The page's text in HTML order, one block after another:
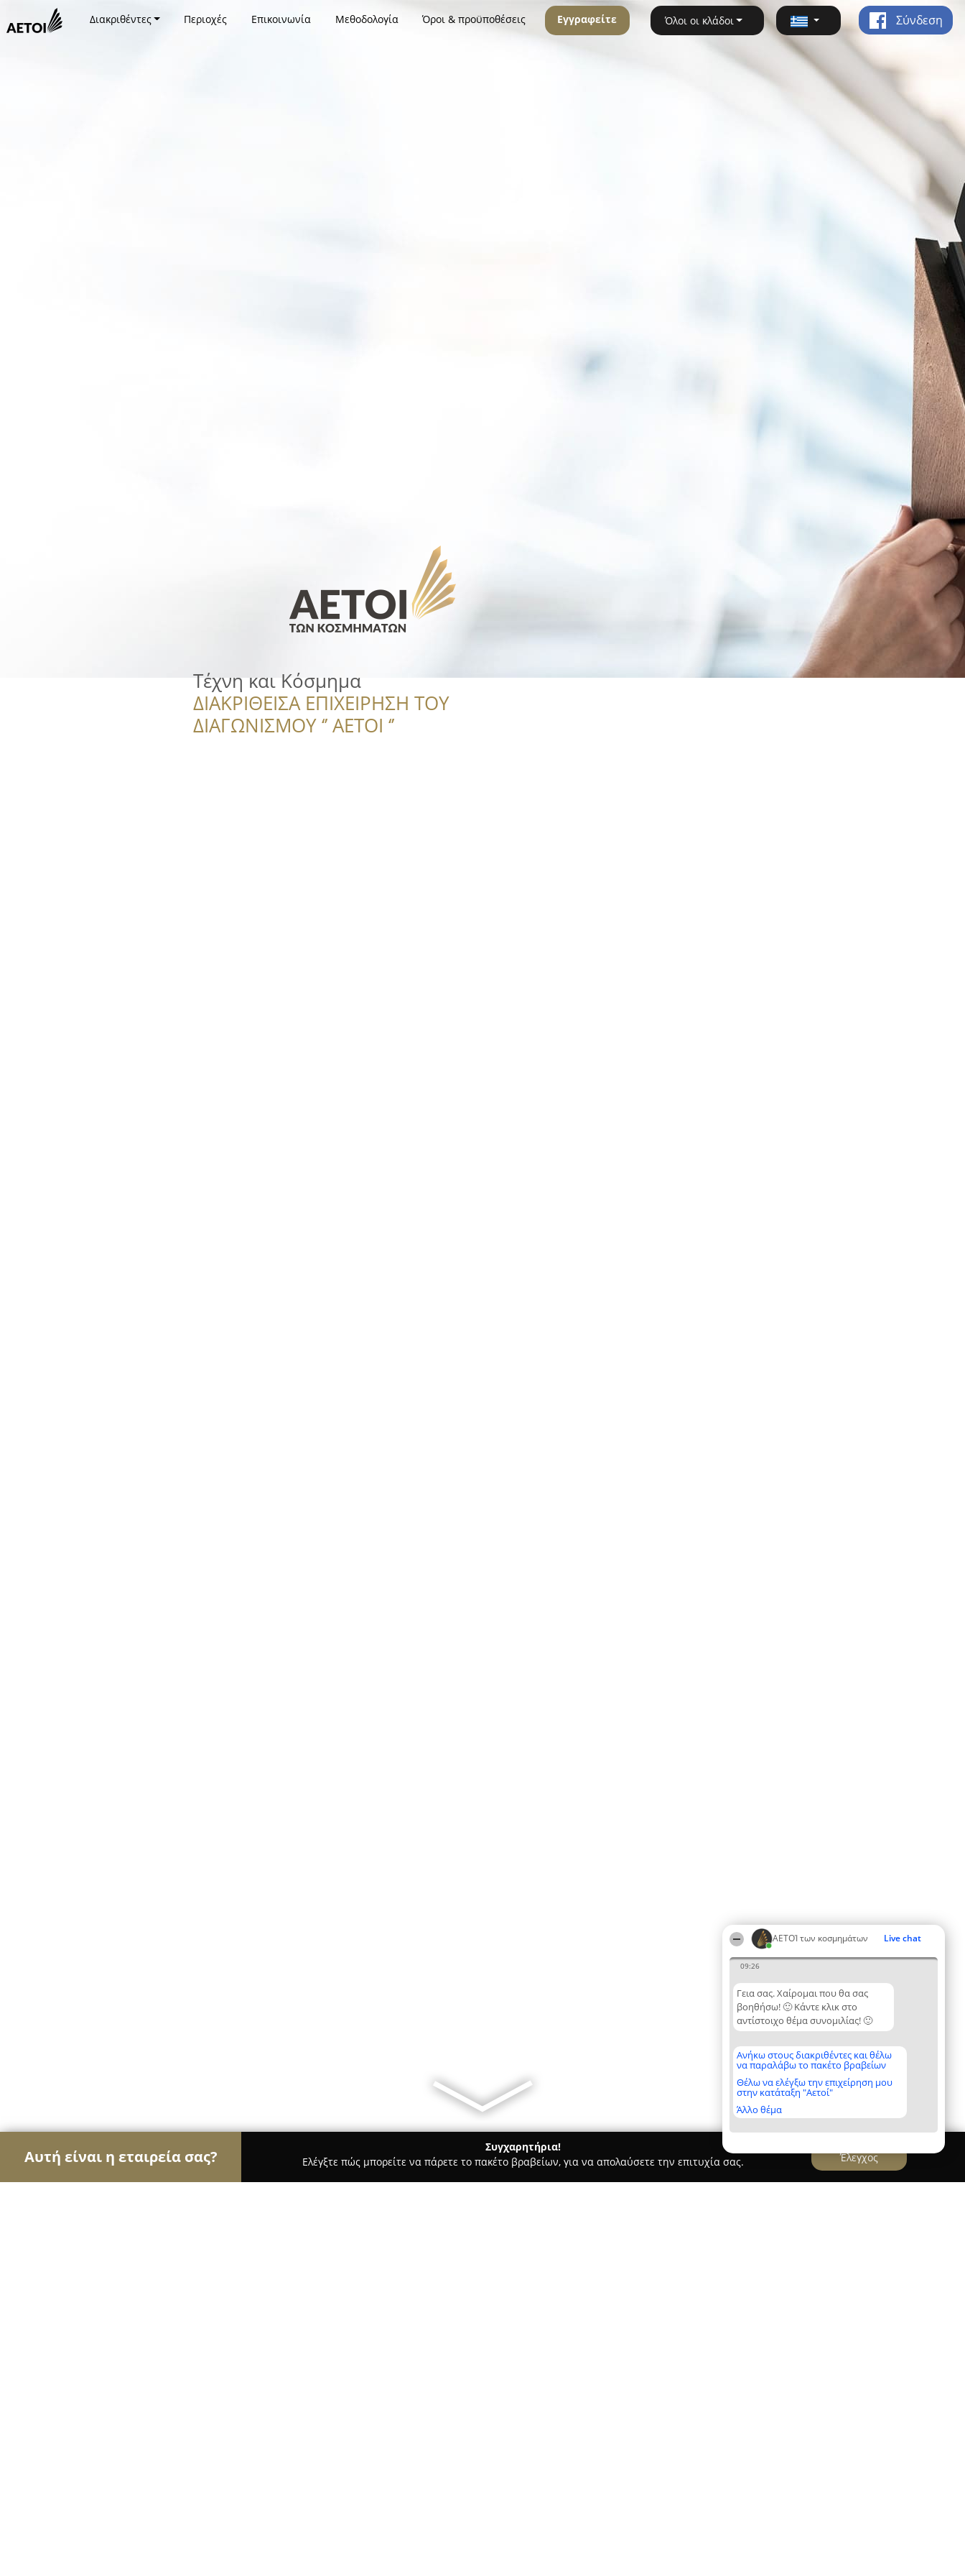
ΑΕΤΟΊ των κοσμημάτων Live chat
09:26
Γεια σας. Χαίρομαι που θα σας
βοηθήσω! 🙂 Κάντε κλικ στο
αντίστοιχο θέμα συνομιλίας! 🙂
Ανήκω στους διακριθέντες και θέλω
να παραλάβω το πακέτο βραβείων
Θέλω να ελέγξω την επιχείρηση μου
στην κατάταξη "Αετοί"
Άλλο θέμα
Διακριθέντες Περιοχές Επικοινωνία Μεθοδολογία Όροι & προϋποθέσεις Εγγραφείτε Όλοι οι κλάδοι Σύνδεση
Τέχνη και Κόσμημα
ΔΙΑΚΡΙΘΕΙΣΑ ΕΠΙΧΕΙΡΗΣΗ ΤΟΥ
ΔΙΑΓΩΝΙΣΜΟΥ ‘’ ΑΕΤΟΙ ‘’
Αυτή είναι η εταιρεία σας?
Συγχαρητήρια!
Ελέγξτε πώς μπορείτε να πάρετε το πακέτο βραβείων, για να απολαύσετε την επιτυχία σας.
Έλεγχος